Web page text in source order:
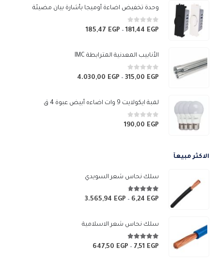
وحدة تخفيض اضاءة أوميجا بأشارة بيان مضيئة
0من 5181,44 EGP
–
185,47 EGP
من
خلال
الأنابيب المعدنية المترابطة IMC
0من 5315,00 EGP
–
4.030,00 EGP
من
لمبة ايكولايت 9 وات اضاءه أبيض عبوة 4 ق
0من 5190,00 EGP
الاكثر مبيعآ
سلك نحاس شعر السويدي
4.67 من 5
6,24 EGP
–
3.565,94 EGP
نطاق
منسلك نحاس شعر الاسلامية
4.83 من 5
7,51 EGP
–
647,50 EGP